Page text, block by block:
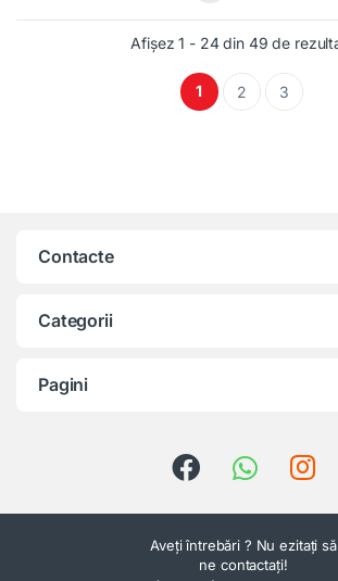
Afișez 1 - 24 din 49 de
1 2 3
Contacte
Categorii
Pagini
Aveți întrebări ? Nu ezitați să
ne contactați!